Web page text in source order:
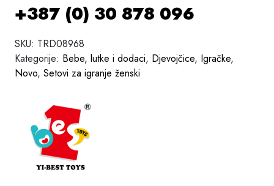
+387 (0) 30 878 096
SKU: TRD08968
Kategorije: Bebe, lutke i dodaci, Djevojčice, Igračke,
Novo, Setovi za igranje ženski